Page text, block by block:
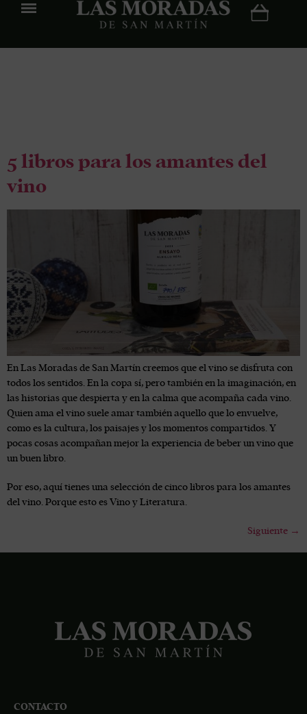
5 libros para los amantes del
vino
En Las Moradas de San Martín creemos que el vino se disfruta con
todos los sentidos. En la copa sí, pero también en la imaginación, en
las historias que despierta y en la calma que acompaña cada vino.
Quien ama el vino suele amar también aquello que lo envuelve,
como es la cultura, los paisajes y los momentos compartidos. Y
pocas cosas acompañan mejor la experiencia de beber un vino que
un buen libro.
Por eso, aquí tienes una selección de cinco libros para los amantes
del vino. Porque esto es Vino y Literatura.
Siguiente →
CONTACTO